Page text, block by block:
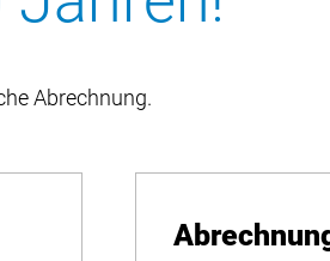
Abrechnung.